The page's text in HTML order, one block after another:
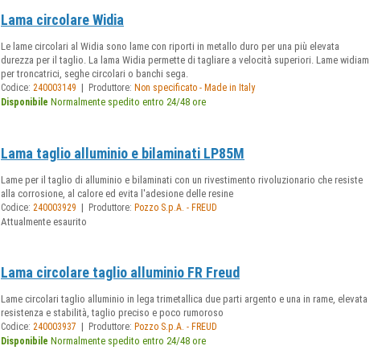
Lama circolare Widia
Le lame circolari al Widia sono lame con riporti in metallo duro per una più elevata
durezza per il taglio. La lama Widia permette di tagliare a velocità superiori. Lame widiam
per troncatrici, seghe circolari o banchi sega.
Codice:240003149 | Produttore: Non specificato - Made in Italy
Disponibile Normalmente spedito entro 24/48 ore
Lama taglio alluminio e bilaminati LP85M
Lame per il taglio di alluminio e bilaminati con un rivestimento rivoluzionario che resiste
alla corrosione, al calore ed evita l'adesione delle resine
Codice:240003929 | Produttore: Pozzo S.p.A. - FREUD
Attualmente esaurito
Lama circolare taglio alluminio FR Freud
Lame circolari taglio alluminio in lega trimetallica due parti argento e una in rame, elevata
resistenza e stabilità, taglio preciso e poco rumoroso
Codice:240003937 | Produttore: Pozzo S.p.A. - FREUD
Disponibile Normalmente spedito entro 24/48 ore